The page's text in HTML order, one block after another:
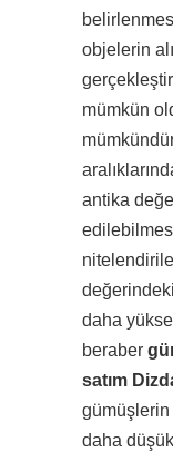
objelerin
mümkün
antika
daha
beraber
satım
gümüşlerin
daha